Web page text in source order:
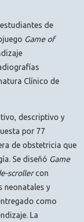
de
Game of
Clínico de
descriptivo y
por 77
de obstetricia que
Se diseñó Game
scrollercon
neonatales y
como
La